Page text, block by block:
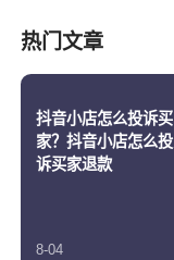
热门文章
抖音小店怎么投诉买
家？抖音小店怎么投
诉买家退款
8-04